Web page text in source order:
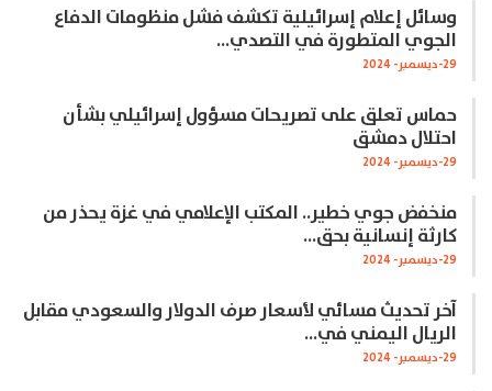
وسائل إعلام إسرائيلية تكشف فشل منظومات الدفاع
الجوي المتطورة في التصدي…
29-ديسمبر- 2024
حماس تعلق على تصريحات مسؤول إسرائيلي بشأن
احتلال دمشق
29-ديسمبر- 2024
منخفض جوي خطير.. المكتب الإعلامي في غزة يحذر من
كارثة إنسانية بحق…
29-ديسمبر- 2024
آخر تحديث مسائي لأسعار صرف الدولار والسعودي مقابل
الريال اليمني في…
29-ديسمبر- 2024